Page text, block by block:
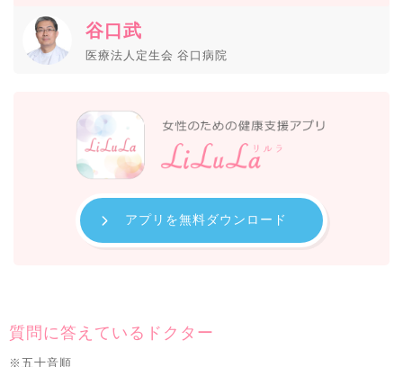
谷口武
医療法人定生会 谷口病院
アプリを無料ダウンロード
質問に答えているドクター
※五十音順